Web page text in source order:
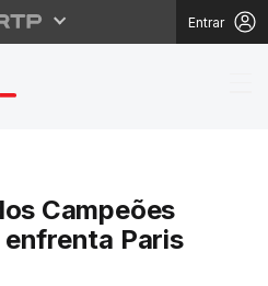
Entrar
Liga dos
Campeões
Paris